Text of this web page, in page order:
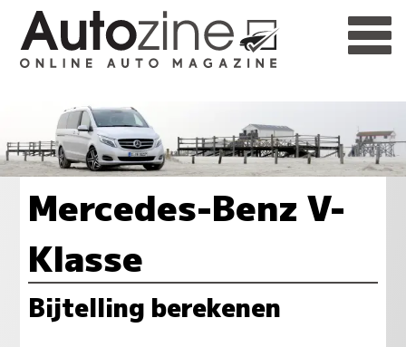
Mercedes-Benz V-
Klasse
Bijtelling berekenen